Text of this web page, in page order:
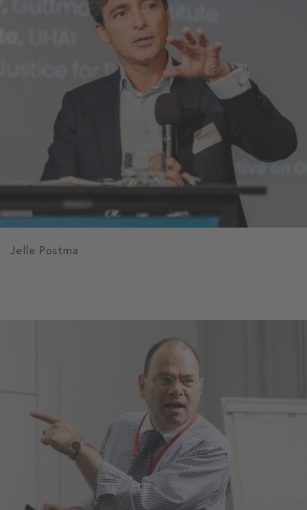
Jelle Postma